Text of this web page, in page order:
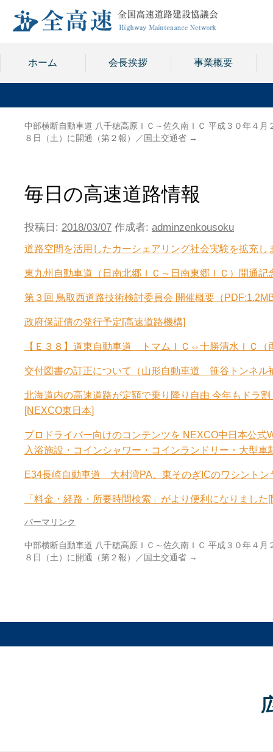
ホーム 会長挨拶 事業概要
中部横断自動車道 八千穂高原ＩＣ～佐久南ＩＣ 平成３０年４月
８日（土）に開通（第２報）／国土交通省 →
毎日の高速道路情報
投稿日: 2018/03/07 作成者: adminzenkousoku
道路空間を活用したカーシェアリング社会実験を拡充し
東九州自動車道（日南北郷ＩＣ～日南東郷ＩＣ）開通
第３回 鳥取西道路技術検討委員会 開催概要（
政府保証債の発行予定[高速道路機構]
【Ｅ３８】道東自動車道 トマムＩＣ⇔十勝清水ＩＣ（
交付図書の訂正について（山形自動車道 笹谷トンネル
北海道内の高速道路が定額で乗り降り自由 今年もドラ
[NEXCO東日本]
プロドライバー向けのコンテンツを NEXCO中日本公
入浴施設・コインシャワー・コインランドリー・大型
E34長崎自動車道 大村湾PA、東そのぎICのワシント
「料金・経路・所要時間検索」がより便利になりました
パーマリンク
中部横断自動車道 八千穂高原ＩＣ～佐久南ＩＣ 平成３０年４月
８日（土）に開通（第２報）／国土交通省 →